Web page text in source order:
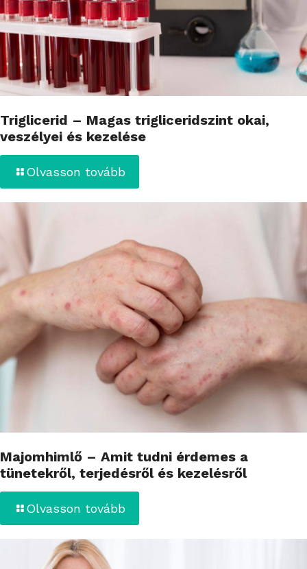
Triglicerid – Magas trigliceridszint okai,
veszélyei és kezelése
Olvasson tovább
Majomhimlő – Amit tudni érdemes a
tünetekről, terjedésről és kezelésről
Olvasson tovább